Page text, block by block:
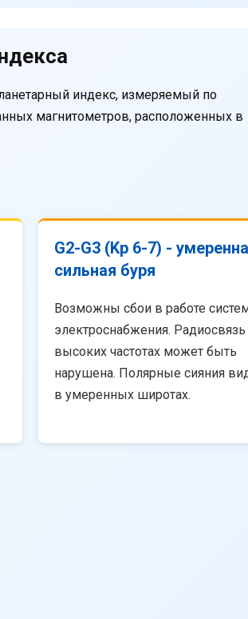
индекс, измеряемый по
магнитометров, расположенных в
G2-G3 (Kp 6-7) -
сильная буря
Возможны сбои в работе
электроснабжения. Радиосвязь
высоких частотах может быть
нарушена. Полярные сияния
в умеренных широтах.